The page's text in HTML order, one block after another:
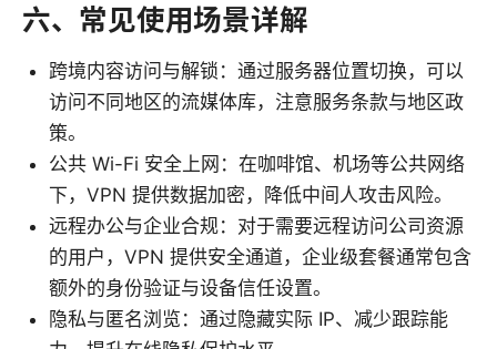
六、常见使用场景详解
跨境内容访问与解锁：通过服务器位置切换，可以
访问不同地区的流媒体库，注意服务条款与地区政
策。
公共 Wi-Fi 安全上网：在咖啡馆、机场等公共网络
下，VPN 提供数据加密，降低中间人攻击风险。
远程办公与企业合规：对于需要远程访问公司资源
的用户，VPN 提供安全通道，企业级套餐通常包含
额外的身份验证与设备信任设置。
隐私与匿名浏览：通过隐藏实际 IP、减少跟踪能